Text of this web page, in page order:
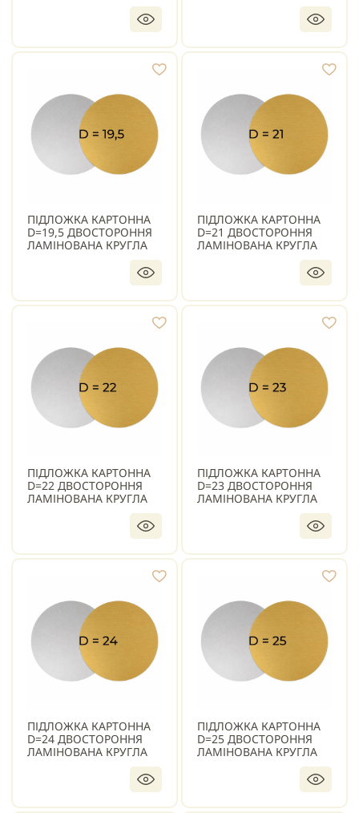
ПІДЛОЖКА КАРТОННА
D=19,5 ДВОСТОРОННЯ
ЛАМІНОВАНА КРУГЛА
ПІДЛОЖКА КАРТОННА
D=21 ДВОСТОРОННЯ
ЛАМІНОВАНА КРУГЛА
ПІДЛОЖКА КАРТОННА
D=22 ДВОСТОРОННЯ
ЛАМІНОВАНА КРУГЛА
ПІДЛОЖКА КАРТОННА
D=23 ДВОСТОРОННЯ
ЛАМІНОВАНА КРУГЛА
ПІДЛОЖКА КАРТОННА
D=24 ДВОСТОРОННЯ
ЛАМІНОВАНА КРУГЛА
ПІДЛОЖКА КАРТОННА
D=25 ДВОСТОРОННЯ
ЛАМІНОВАНА КРУГЛА